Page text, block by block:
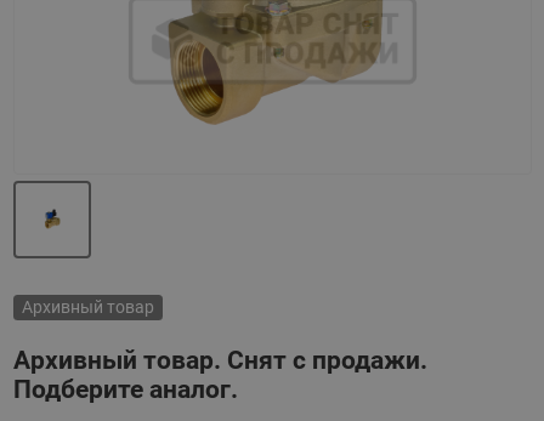
Архивный товар
Архивный товар. Снят с продажи.
Подберите аналог.